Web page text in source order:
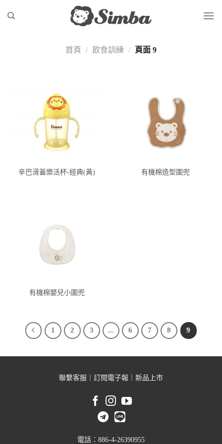
首頁 / 飲食訓練 / 頁面 9
辛巴滑蓋樂活杯-經典(黃) 有機棉造型圍兜
有機棉嬰兒小圍兜
1 2 3 ... 6 7 8 9
聯繫客服 訂閱電子報 新品上市
電話：886-4-26390955